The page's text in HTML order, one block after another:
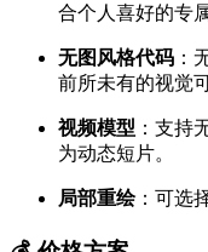
合个人喜好的专
无图风格代码 ：
前所未有的视觉
视频模型 ：支持
为动态短片。
局部重绘 ：可选